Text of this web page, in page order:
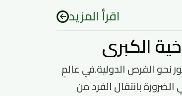
اقرأ المزيد
الكبرى
نحو الفرص الدولية.في عالمٍ
بانتقال الفرد من